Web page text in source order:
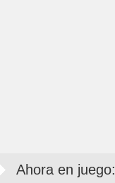
Ahora en juego: